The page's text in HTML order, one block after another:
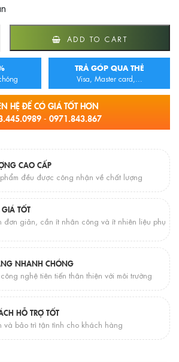
thoát ngang C-306VPTN quantity
ADD TO CART
TRẢ GÓP QUA THẺ
Visa, Master card,...
HỆ ĐỂ CÓ GIÁ TỐT HƠN
- 0971.843.867
CAO CẤP
đều được công nhận về chất lượng
TỐT
đơn giản, cần ít nhân công và ít nhiên liệu phụ
NHANH CHÓNG
nghệ tiên tiến thân thiện với môi trường
HỖ TRỢ TỐT
và bảo trì tận tình cho khách hàng